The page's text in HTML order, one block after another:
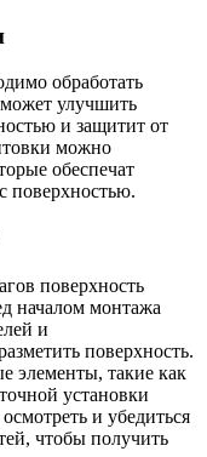
обработать
улучшить
и защитит от
можно
обеспечат
поверхностью.
поверхность
началом монтажа
и
поверхность.
элементы, такие как
установки
и убедиться
чтобы получить